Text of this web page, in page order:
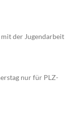
der Jugendarbeit
nur für PLZ-